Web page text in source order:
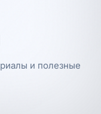
и полезные